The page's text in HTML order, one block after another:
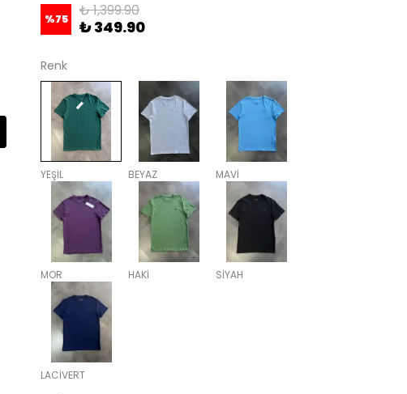
%75 ₺ 1,399.90
₺ 349.90
Renk
YEŞİL BEYAZ MAVİ
MOR HAKİ SİYAH
LACİVERT